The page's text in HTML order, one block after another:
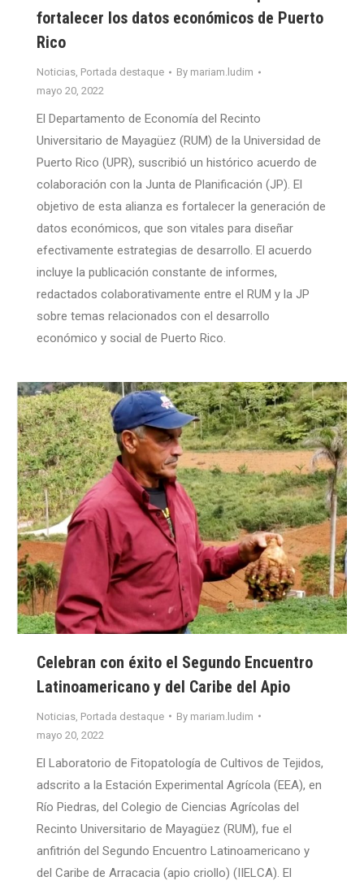
fortalecer los datos económicos de Puerto
Rico
Noticias, Portada destaque By mariam.ludim
mayo 20, 2022
El Departamento de Economía del Recinto
Universitario de Mayagüez (RUM) de la Universidad de
Puerto Rico (UPR), suscribió un histórico acuerdo de
colaboración con la Junta de Planificación (JP). El
objetivo de esta alianza es fortalecer la generación de
datos económicos, que son vitales para diseñar
efectivamente estrategias de desarrollo. El acuerdo
incluye la publicación constante de informes,
redactados colaborativamente entre el RUM y la JP
sobre temas relacionados con el desarrollo
económico y social de Puerto Rico.
Celebran con éxito el Segundo Encuentro
Latinoamericano y del Caribe del Apio
Noticias Portada destaque By mariam.ludim
mayo 20, 2022
El Laboratorio de Fitopatología de Cultivos de Tejidos,
adscrito a la Estación Experimental Agrícola (EEA), en
Río Piedras, del Colegio de Ciencias Agrícolas del
Recinto Universitario de Mayagüez (RUM), fue el
anfitrión del Segundo Encuentro Latinoamericano y
del Caribe de Arracacia (apio criollo) (IIELCA). El